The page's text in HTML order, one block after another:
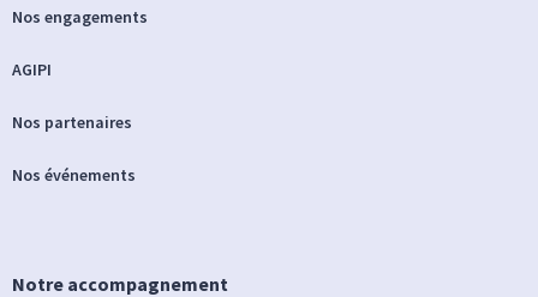
Nos engagements
AGIPI
Nos partenaires
Nos événements
Notre accompagnement